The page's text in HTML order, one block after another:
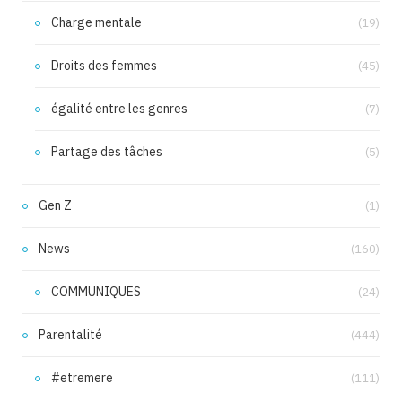
Charge mentale (19)
Droits des femmes (45)
égalité entre les genres (7)
Partage des tâches (5)
Gen Z (1)
News (160)
COMMUNIQUES (24)
Parentalité (444)
#etremere (111)